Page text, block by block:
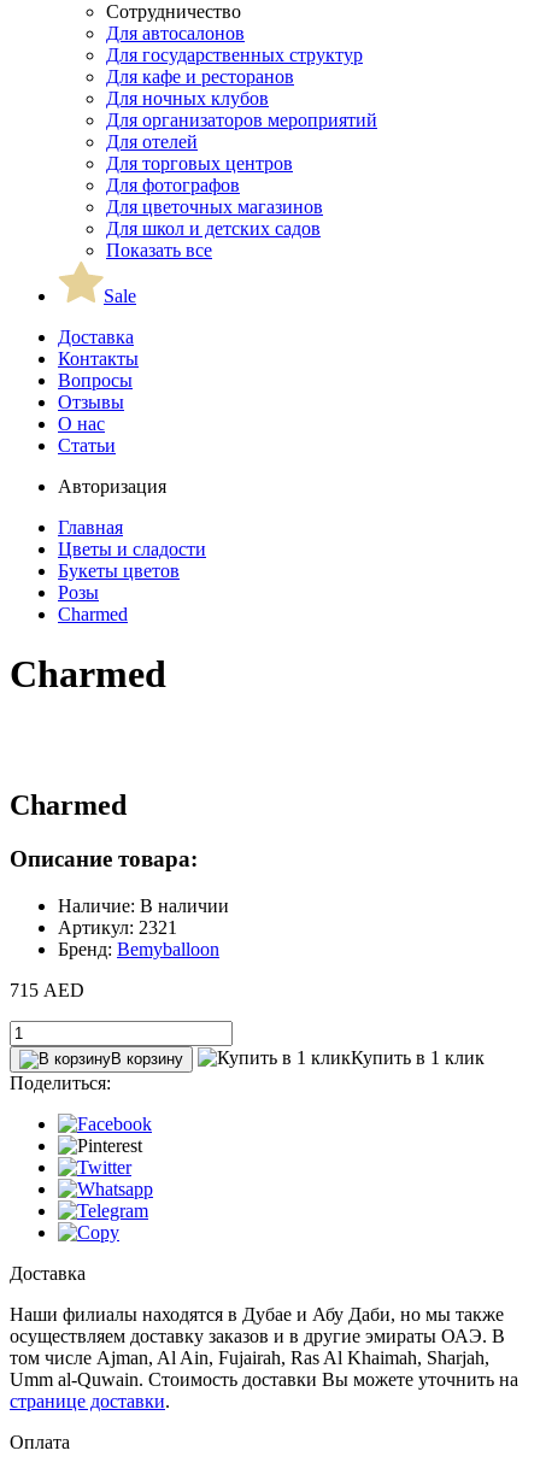
Сотрудничество
Для автосалонов
Для государственных структур
Для кафе и ресторанов
Для ночных клубов
Для организаторов мероприятий
Для отелей
Для торговых центров
Для фотографов
Для цветочных магазинов
Для школ и детских садов
Показать все
Sale
Доставка
Контакты
Вопросы
Отзывы
О нас
Статьи
Авторизация
Главная
Цветы и сладости
Букеты цветов
Розы
Charmed
Charmed
Charmed
Описание товара:
Наличие: В наличии
Артикул: 2321
Бренд: Bemyballoon
715 AED
В корзину
Купить в 1 клик
Поделиться:
Доставка
Наши филиалы находятся в Дубае и Абу Даби, но мы также
осуществляем доставку заказов и в другие эмираты ОАЭ. В
том числе Ajman, Al Ain‎, Fujairah, Ras Al Khaimah, Sharjah,
Umm al-Quwain. Стоимость доставки Вы можете уточнить на
странице доставки.
Оплата